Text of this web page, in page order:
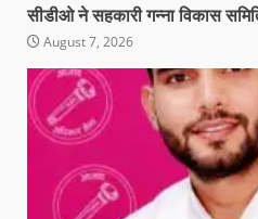
सीडीओ ने सहकारी गन्ना विकास
August 7, 2026